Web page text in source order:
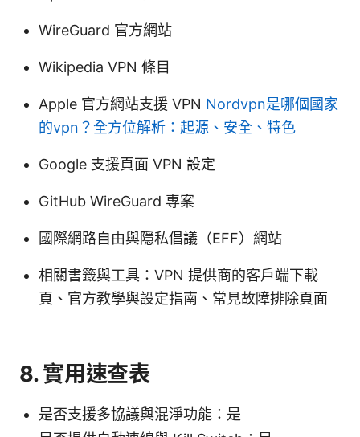
WireGuard 官方網站
Wikipedia VPN 條目
Apple 官方網站支援 VPN Nordvpn是哪個國家
的vpn？全方位解析：起源、安全、特色
Google 支援頁面 VPN 設定
GitHub WireGuard 專案
國際網路自由與隱私倡議（EFF）網站
相關書籤與工具：VPN 提供商的客戶端下載
頁、官方教學與設定指南、常見故障排除頁面
8. 實用速查表
是否支援多協議與混淨功能：是